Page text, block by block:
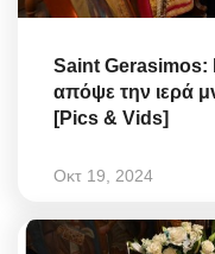
Saint Gerasimos:
απόψε την ιερά
[Pics & Vids]
Οκτ 19, 2024